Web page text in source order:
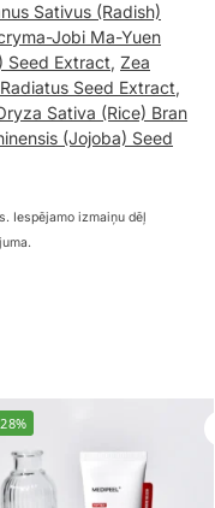
Sativus (Radish)
Jobi Ma-Yuen
Seed Extract, Zea
Seed Extract,
Sativa (Rice) Bran
(Jojoba) Seed
Iespējamo izmaiņu dēļ